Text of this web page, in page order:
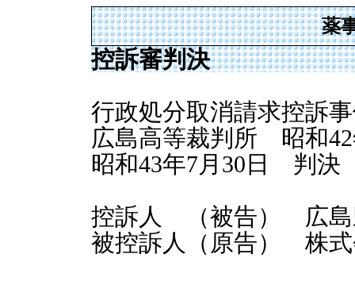
薬
控訴審判決
行政処分取消請求控訴
広島高等裁判所 昭和
昭和43年7月30日 判決
控訴人 （被告） 広島
被控訴人（原告） 株式